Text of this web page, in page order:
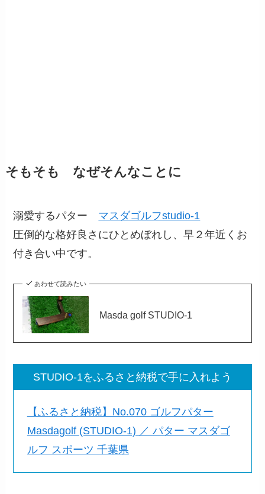
そもそも なぜそんなことに
溺愛するパター マスダゴルフstudio-1
圧倒的な格好良さにひとめぼれし、早２年近くお
付き合い中です。
あわせて読みたい
Masda golf STUDIO-1
STUDIO-1をふるさと納税で手に入れよう
【ふるさと納税】No.070 ゴルフパター
Masdagolf (STUDIO-1) ／ パター マスダゴ
ルフ スポーツ 千葉県